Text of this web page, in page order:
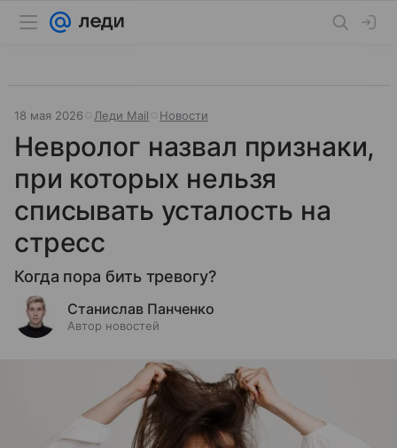
18 мая 2026 Леди Mail Новости
Невролог назвал признаки,
при которых нельзя
списывать усталость на
стресс
Когда пора бить тревогу?
Станислав Панченко
Автор новостей